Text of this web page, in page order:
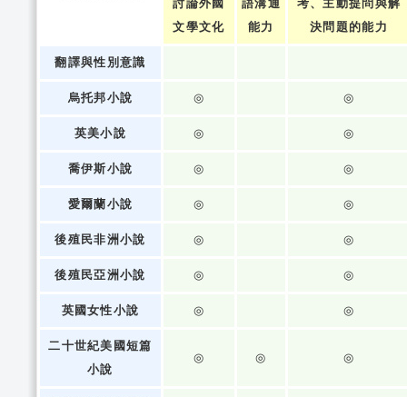
討論外國
文學文化
語溝通
能力
考、主動提問與解
決問題的能力
翻譯與性別意識
烏托邦小說 ◎ ◎
英美小說 ◎ ◎
喬伊斯小說 ◎ ◎
愛爾蘭小說 ◎ ◎
後殖民非洲小說 ◎ ◎
後殖民亞洲小說 ◎ ◎
英國女性小說 ◎ ◎
二十世紀美國短篇
小說
◎ ◎ ◎